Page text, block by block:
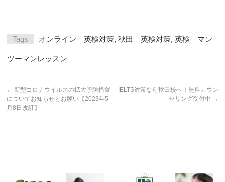
Tags オンライン 英検対策,秋田 英検対策,英検 マン
ツーマンレッスン
← 新型コロナウイルスの拡大予防措置
についてお知らせとお願い【2023年5
月8日改訂】
IELTS対策なら秋田校へ！無料カウン
セリング受付中 →